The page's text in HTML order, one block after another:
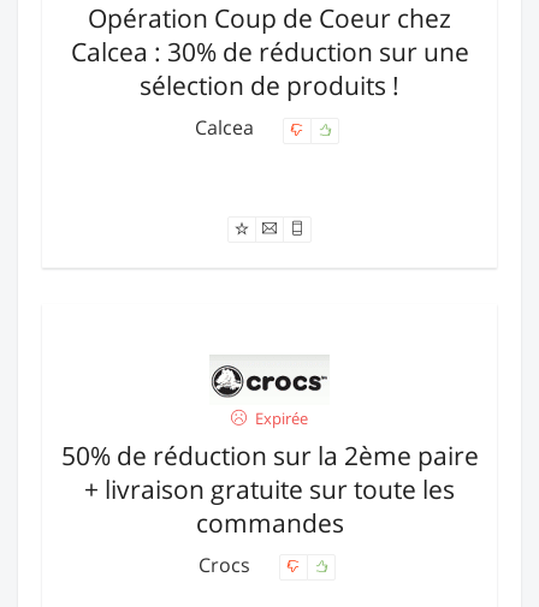
Opération Coup de Coeur chez
Calcea : 30% de réduction sur une
sélection de produits !
Calcea
Expirée
50% de réduction sur la 2ème paire
+ livraison gratuite sur toute les
commandes
Crocs